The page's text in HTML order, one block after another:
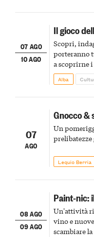
07 AGO
10 AGO
Il gioco
Scopri,
porteranno
a scoprirne
Alba
07
AGO
Gnocco &
Un
Lequio Berria
08 AGO
09 AGO
Paint-nic:
Un'attività
vino e
scambiare